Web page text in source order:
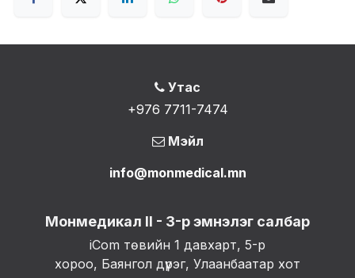
Утас
+976 7711-7474
Мэйл
info@monmedical.mn
Монмедикал II - 3-р эмнэлэг салбар
iCom төвийн 1 давхарт, 5-р
хороо, Баянгол дүүрэг, Улаанбаатар хот